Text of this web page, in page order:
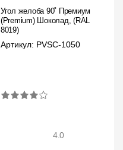
Угол желоба 90˚ Премиум
(Premium) Шоколад, (RAL
8019)
Артикул: PVSC-1050
4.0